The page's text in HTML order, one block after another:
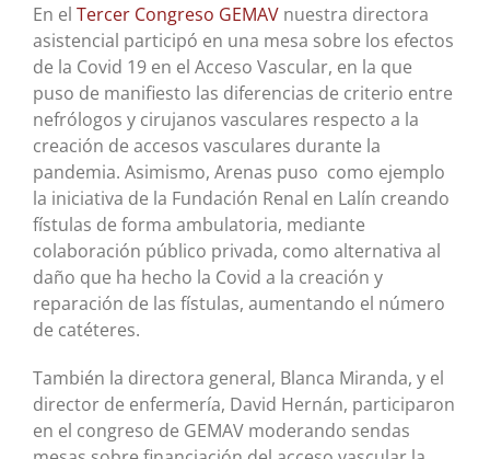
En el Tercer Congreso GEMAV nuestra directora
asistencial participó en una mesa sobre los efectos
de la Covid 19 en el Acceso Vascular, en la que
puso de manifiesto las diferencias de criterio entre
nefrólogos y cirujanos vasculares respecto a la
creación de accesos vasculares durante la
pandemia. Asimismo, Arenas puso como ejemplo
la iniciativa de la Fundación Renal en Lalín creando
fístulas de forma ambulatoria, mediante
colaboración público privada, como alternativa al
daño que ha hecho la Covid a la creación y
reparación de las fístulas, aumentando el número
de catéteres.
También la directora general, Blanca Miranda, y el
director de enfermería, David Hernán, participaron
en el congreso de GEMAV moderando sendas